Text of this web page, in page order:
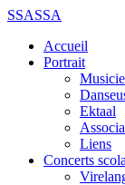
SSASSA
Accueil
Portrait
Ektaal
Liens
Concerts